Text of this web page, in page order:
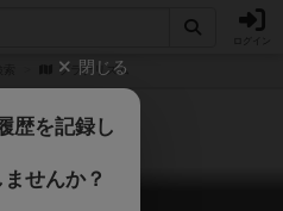
プラナリズム
閉じる
歴を記録し
せんか？